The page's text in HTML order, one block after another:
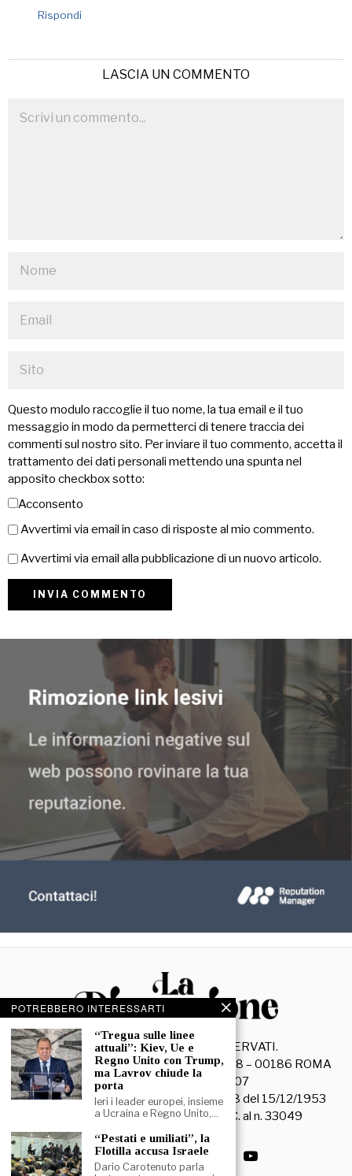
Rispondi
LASCIA UN COMMENTO
Questo modulo raccoglie il tuo nome, la tua email e il tuo
messaggio in modo da permetterci di tenere traccia dei
commenti sul nostro sito. Per inviare il tuo commento, accetta il
trattamento dei dati personali mettendo una spunta nel
apposito checkbox sotto:
Acconsento
Avvertimi via email in caso di risposte al mio commento.
Avvertimi via email alla pubblicazione di un nuovo articolo.
© 2026- TUTTI I DIRITTI RISERVATI.
La Discussione S.r.l. – Piazza Capranica, 78 – 00186 ROMA
C.F. e P. IVA 15045971007
Registrazione Tribunale di Roma n. 3628 del 15/12/1953
La società editrice è iscritta al R.O.C. al n. 33049
POTREBBERO INTERESSARTI
“Tregua sulle linee
attuali”: Kiev, Ue e
Regno Unito con Trump,
ma Lavrov chiude la
porta
Ieri i leader europei, insieme
a Ucraina e Regno Unito,…
“Pestati e umiliati”, la
Flotilla accusa Israele
Dario Carotenuto parla